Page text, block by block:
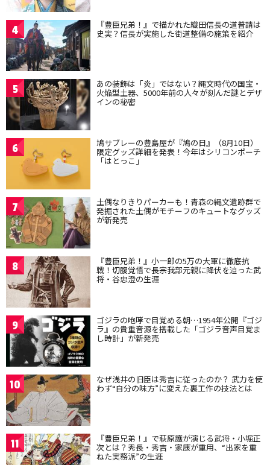
4 『豊臣兄弟！』で描かれた織田信長の道普請は
史実？信長が実施した街道整備の施策を紹介
5 あの装飾は「炎」ではない？縄文時代の国宝・
火焔型土器、5000年前の人々が刻んだ謎とデザ
インの秘密
6 鳩サブレーの豊島屋が『鳩の日』（8月10日）
限定グッズ詳細を発表！今年はシリコンポーチ
「はとっこ」
7 土偶なりきりパーカーも！青森の縄文遺跡群で
発掘された土偶がモチーフのキュートなグッズ
が新発売
8 『豊臣兄弟！』小一郎の5万の大軍に徹底抗
戦！切腹覚悟で長宗我部元親に降伏を迫った武
将・谷忠澄の生涯
9 ゴジラの咆哮で目覚める朝…1954年公開『ゴジ
ラ』の貴重音源を搭載した「ゴジラ音声目覚ま
し時計」が新発売
10 なぜ浅井の旧臣は秀吉に従ったのか？ 武力を使
わず“自分の味方”に変えた裏工作の技法とは
11 『豊臣兄弟！』で萩原護が演じる武将・小堀正
次とは？秀長・秀吉・家康が重用、“出家を重
ねた実務派”の生涯